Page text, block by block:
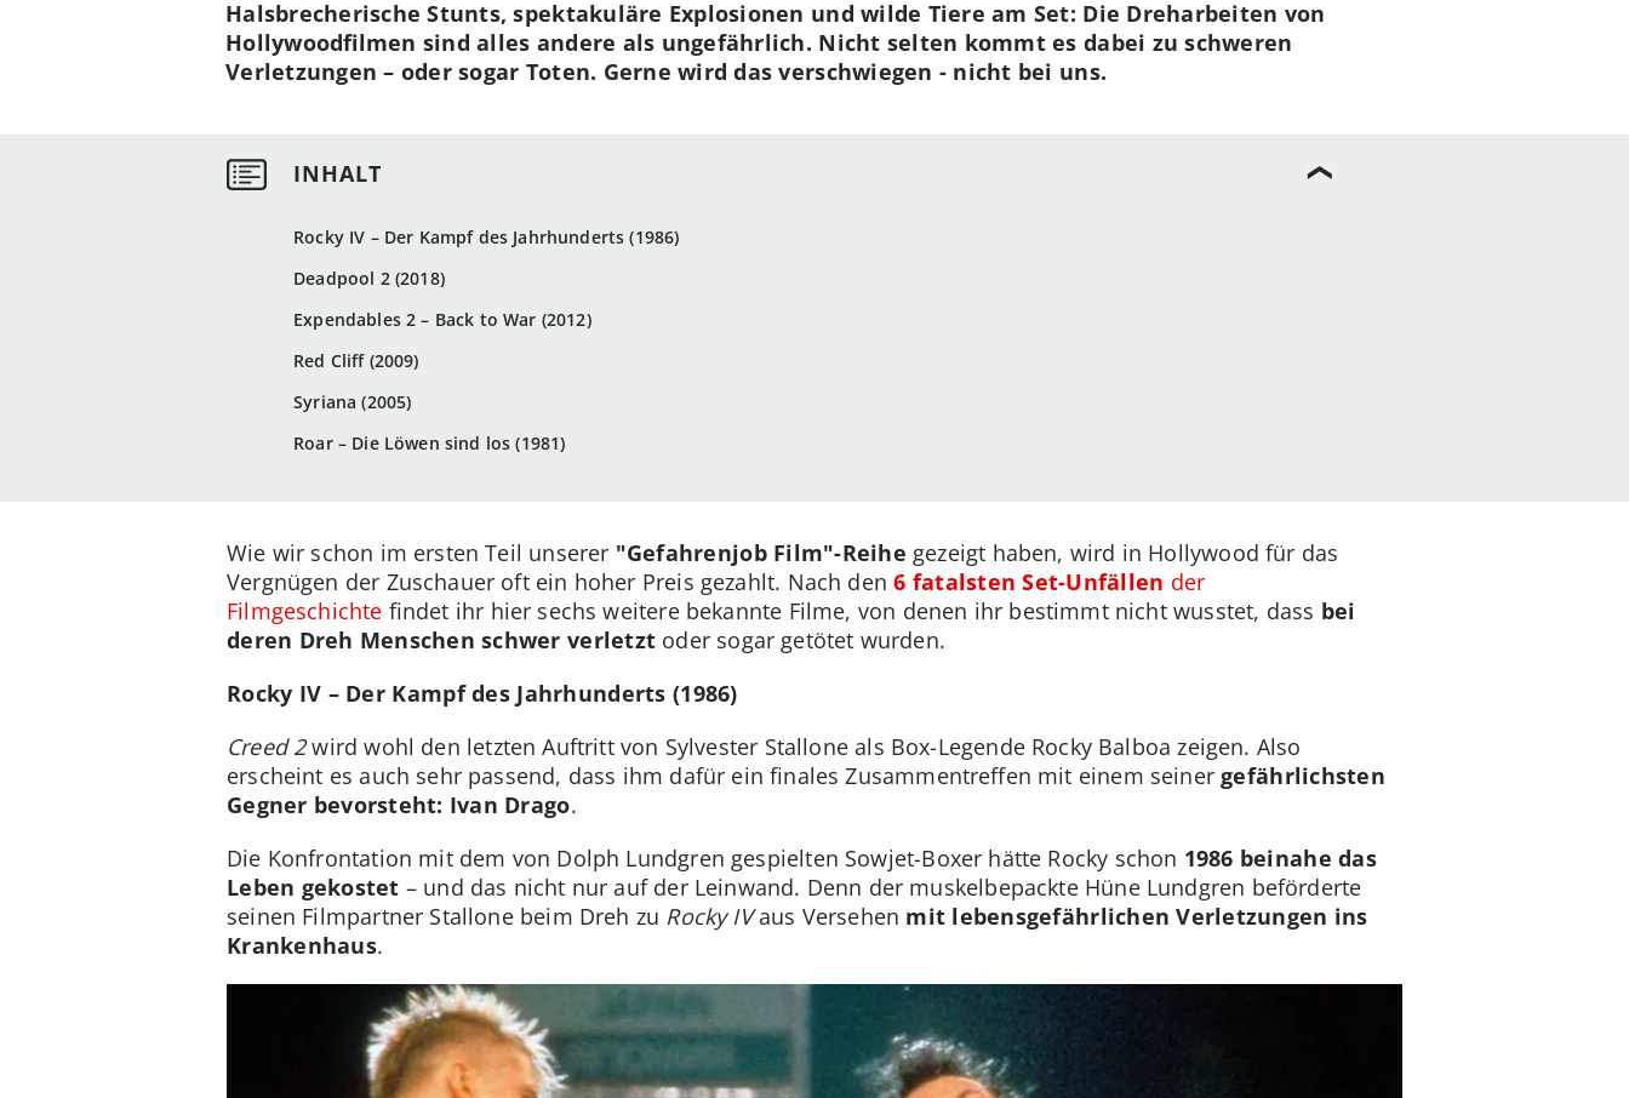
Rocky IV – Der Kampf des Jahrhunderts (1986)
Deadpool 2 (2018)
Expendables 2 – Back to War (2012)
Red Cliff (2009)
Syriana (2005)
Roar – Die Löwen sind los (1981)
Halsbrecherische Stunts, spektakuläre Explosionen und wilde Tiere am Set: Die Dreharbeiten von
Hollywoodfilmen sind alles andere als ungefährlich. Nicht selten kommt es dabei zu schweren
Verletzungen – oder sogar Toten. Gerne wird das verschwiegen - nicht bei uns.
Wie wir schon im ersten Teil unserer "Gefahrenjob Film"-Reihe gezeigt haben, wird in Hollywood für das
Vergnügen der Zuschauer oft ein hoher Preis gezahlt. Nach den 6 fatalsten Set-Unfällen der
Filmgeschichte findet ihr hier sechs weitere bekannte Filme, von denen ihr bestimmt nicht wusstet, dass bei
deren Dreh Menschen schwer verletzt oder sogar getötet wurden.
Rocky IV – Der Kampf des Jahrhunderts (1986)
Creed 2wird wohl den letzten Auftritt von Sylvester Stallone als Box-Legende Rocky Balboa zeigen. Also
erscheint es auch sehr passend, dass ihm dafür ein finales Zusammentreffen mit einem seinergefährlichsten
Gegner bevorsteht: Ivan Drago.
Die Konfrontation mit dem von Dolph Lundgren gespielten Sowjet-Boxer hätte Rocky schon 1986 beinahe das
Leben gekostet – und das nicht nur auf der Leinwand. Denn der muskelbepackte Hüne Lundgren beförderte
seinen Filmpartner Stallone beim Dreh zu Rocky IVaus Versehen mit lebensgefährlichen Verletzungen ins
Krankenhaus.